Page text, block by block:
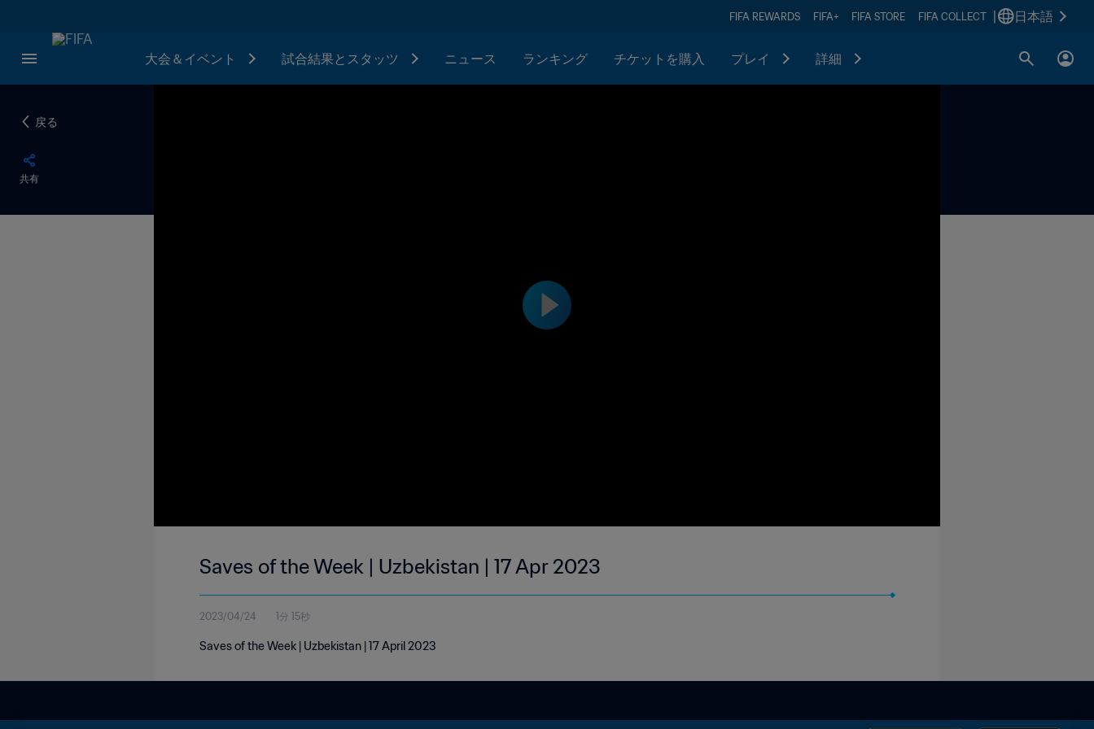
FIFA REWARDS FIFA+ FIFA STORE FIFA COLLECT 日本語
大会＆イベント 試合結果とスタッツ ニュース ランキング チケットを購入 プレイ 詳細
戻る
共有
Saves of the Week | Uzbekistan | 17 Apr 2023
2023/04/24 1分 15秒
Saves of the Week | Uzbekistan | 17 April 2023